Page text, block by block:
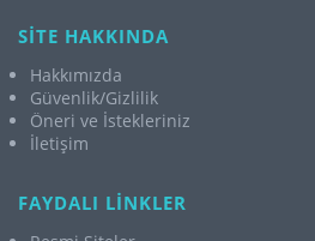
SİTE HAKKINDA
Hakkımızda
Güvenlik/Gizlilik
Öneri ve İstekleriniz
İletişim
FAYDALI LİNKLER